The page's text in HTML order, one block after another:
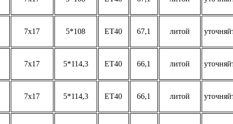
7x17 5*108 ET40 67,1 литой
7x17 5*114,3 ET40 66,1 литой
7x17 5*114,3 ET40 66,1 литой